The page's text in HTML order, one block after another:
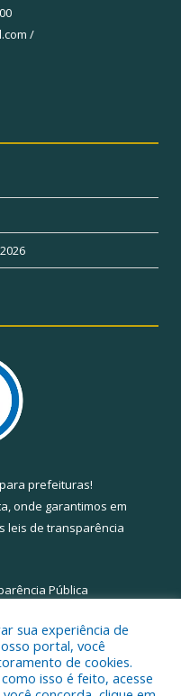
/
prefeituras!
onde garantimos em
leis de transparência
Pública
Municipal de Santa Maria
sua experiência de
portal, você
de cookies.
isso é feito, acesse